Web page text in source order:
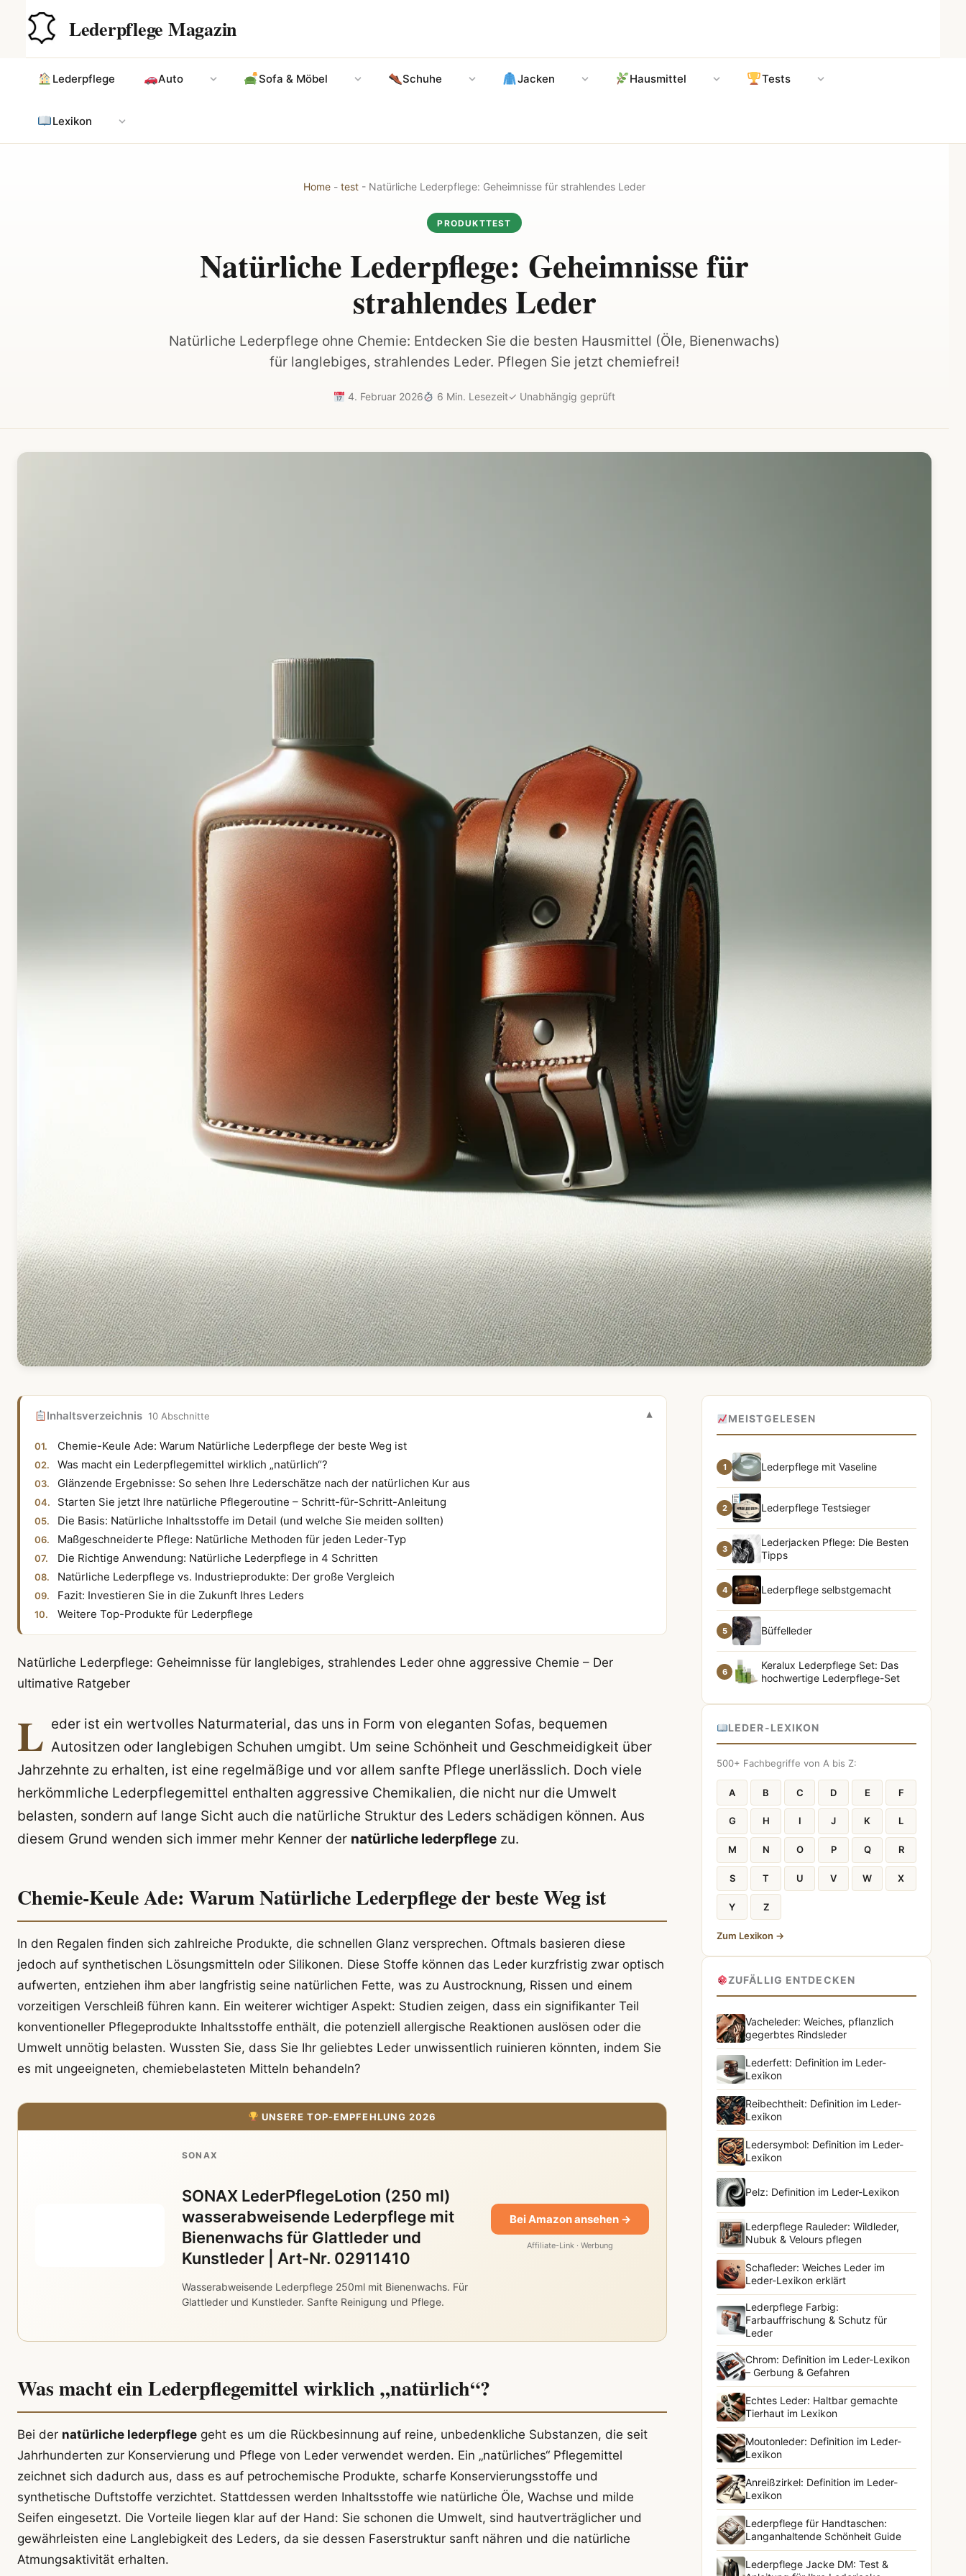
springen
Lederpflege Magazin
Lederpflege Auto Sofa & Möbel Schuhe Jacken Hausmittel Tests
Lexikon
Hauptinhalt
Home - test - Natürliche Lederpflege: Geheimnisse für strahlendes Leder
PRODUKTTEST
Natürliche Lederpflege: Geheimnisse für
strahlendes Leder
Natürliche Lederpflege ohne Chemie: Entdecken Sie die besten Hausmittel (Öle, Bienenwachs)
für langlebiges, strahlendes Leder. Pflegen Sie jetzt chemiefrei!
4. Februar 2026 6 Min. Lesezeit✓ Unabhängig geprüft
Inhaltsverzeichnis 10 Abschnitte
Chemie-Keule Ade: Warum Natürliche Lederpflege der beste Weg ist
Was macht ein Lederpflegemittel wirklich „natürlich“?
Glänzende Ergebnisse: So sehen Ihre Lederschätze nach der natürlichen Kur aus
Starten Sie jetzt Ihre natürliche Pflegeroutine – Schritt-für-Schritt-Anleitung
Die Basis: Natürliche Inhaltsstoffe im Detail (und welche Sie meiden sollten)
Maßgeschneiderte Pflege: Natürliche Methoden für jeden Leder-Typ
Die Richtige Anwendung: Natürliche Lederpflege in 4 Schritten
Natürliche Lederpflege vs. Industrieprodukte: Der große Vergleich
Fazit: Investieren Sie in die Zukunft Ihres Leders
Weitere Top-Produkte für Lederpflege
Natürliche Lederpflege: Geheimnisse für langlebiges, strahlendes Leder ohne aggressive Chemie – Der
ultimative Ratgeber
L eder ist ein wertvolles Naturmaterial, das uns in Form von eleganten Sofas, bequemen
Autositzen oder langlebigen Schuhen umgibt. Um seine Schönheit und Geschmeidigkeit über
Jahrzehnte zu erhalten, ist eine regelmäßige und vor allem sanfte Pflege unerlässlich. Doch viele
herkömmliche Lederpflegemittel enthalten aggressive Chemikalien, die nicht nur die Umwelt
belasten, sondern auf lange Sicht auch die natürliche Struktur des Leders schädigen können. Aus
diesem Grund wenden sich immer mehr Kenner der natürliche lederpflege zu.
Chemie-Keule Ade: Warum Natürliche Lederpflege der beste Weg ist
In den Regalen finden sich zahlreiche Produkte, die schnellen Glanz versprechen. Oftmals basieren diese
jedoch auf synthetischen Lösungsmitteln oder Silikonen. Diese Stoffe können das Leder kurzfristig zwar optisch
aufwerten, entziehen ihm aber langfristig seine natürlichen Fette, was zu Austrocknung, Rissen und einem
vorzeitigen Verschleiß führen kann. Ein weiterer wichtiger Aspekt: Studien zeigen, dass ein signifikanter Teil
konventioneller Pflegeprodukte Inhaltsstoffe enthält, die potenziell allergische Reaktionen auslösen oder die
Umwelt unnötig belasten. Wussten Sie, dass Sie Ihr geliebtes Leder unwissentlich ruinieren könnten, indem Sie
es mit ungeeigneten, chemiebelasteten Mitteln behandeln?
UNSERE TOP-EMPFEHLUNG 2026
SONAX
SONAX LederPflegeLotion (250 ml)
wasserabweisende Lederpflege mit
Bienenwachs für Glattleder und
Kunstleder | Art-Nr. 02911410
Wasserabweisende Lederpflege 250ml mit Bienenwachs. Für
Glattleder und Kunstleder. Sanfte Reinigung und Pflege.
Bei Amazon ansehen →
Affiliate-Link · Werbung
Was macht ein Lederpflegemittel wirklich „natürlich“?
Bei der natürliche lederpflege geht es um die Rückbesinnung auf reine, unbedenkliche Substanzen, die seit
Jahrhunderten zur Konservierung und Pflege von Leder verwendet werden. Ein „natürliches“ Pflegemittel
zeichnet sich dadurch aus, dass es auf petrochemische Produkte, scharfe Konservierungsstoffe und
synthetische Duftstoffe verzichtet. Stattdessen werden Inhaltsstoffe wie natürliche Öle, Wachse und milde
Seifen eingesetzt. Die Vorteile liegen klar auf der Hand: Sie schonen die Umwelt, sind hautverträglicher und
gewährleisten eine Langlebigkeit des Leders, da sie dessen Faserstruktur sanft nähren und die natürliche
Atmungsaktivität erhalten.
MEISTGELESEN
1 Lederpflege mit Vaseline
2 Lederpflege Testsieger
3
Lederjacken Pflege: Die Besten
Tipps
4 Lederpflege selbstgemacht
5 Büffelleder
6
Keralux Lederpflege Set: Das
hochwertige Lederpflege-Set
LEDER-LEXIKON
500+ Fachbegriffe von A bis Z:
A B C D E F
G H I J K L
M N O P Q R
S T U V W X
Y Z
Zum Lexikon →
ZUFÄLLIG ENTDECKEN
Vacheleder: Weiches, pflanzlich
gegerbtes Rindsleder
Lederfett: Definition im Leder-
Lexikon
Reibechtheit: Definition im Leder-
Lexikon
Ledersymbol: Definition im Leder-
Lexikon
Pelz: Definition im Leder-Lexikon
Lederpflege Rauleder: Wildleder,
Nubuk & Velours pflegen
Schafleder: Weiches Leder im
Leder-Lexikon erklärt
Lederpflege Farbig:
Farbauffrischung & Schutz für
Leder
Chrom: Definition im Leder-Lexikon
– Gerbung & Gefahren
Echtes Leder: Haltbar gemachte
Tierhaut im Lexikon
Moutonleder: Definition im Leder-
Lexikon
Anreißzirkel: Definition im Leder-
Lexikon
Lederpflege für Handtaschen:
Langanhaltende Schönheit Guide
Lederpflege Jacke DM: Test &